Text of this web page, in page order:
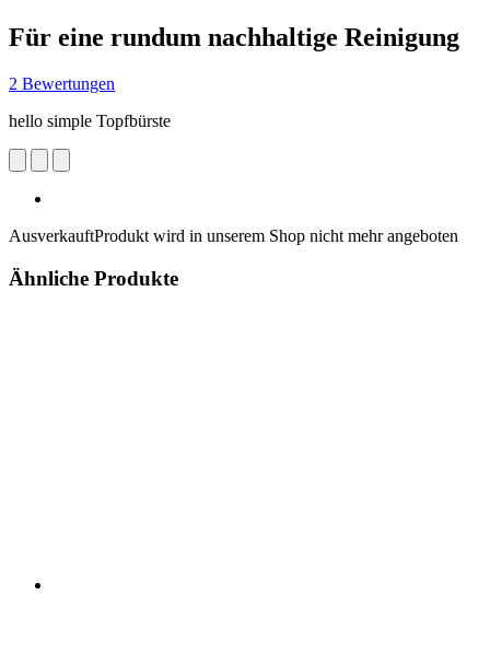
Für eine rundum nachhaltige Reinigung
2 Bewertungen
hello simple Topfbürste
AusverkauftProdukt wird in unserem Shop nicht mehr angeboten
Ähnliche Produkte